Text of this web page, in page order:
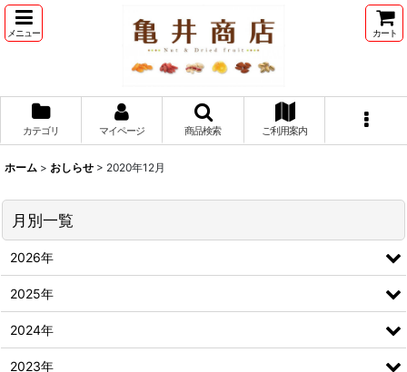
メニュー カート
カテゴリ マイページ 商品検索 ご利用案内
ホーム > おしらせ > 2020年12月
月別一覧
2026年
2025年
2024年
2023年